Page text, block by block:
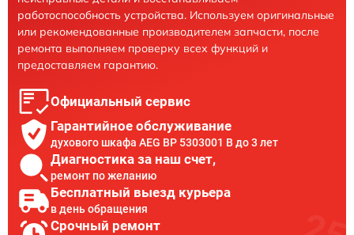
работоспособность устройства. Используем оригинальные
или рекомендованные производителем запчасти, после
ремонта выполняем проверку всех функций и
предоставляем гарантию.
Официальный сервис
Гарантийное обслуживание
духового шкафа AEG BP 5303001 B до 3 лет
Диагностика за наш счет,
ремонт по желанию
Бесплатный выезд курьера
в день обращения
Срочный ремонт